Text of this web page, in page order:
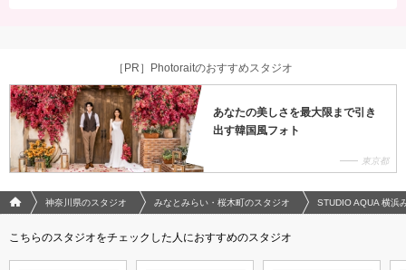
［PR］Photoraitのおすすめスタジオ
あなたの美しさを最大限まで引き
出す韓国風フォト
東京都
フォトウエディング/結婚写真のPhotorait ホーム
神奈川県のスタジオ みなとみらい・桜木町のスタジオ STUDIO AQUA 横浜
こちらのスタジオをチェックした人におすすめのスタジオ